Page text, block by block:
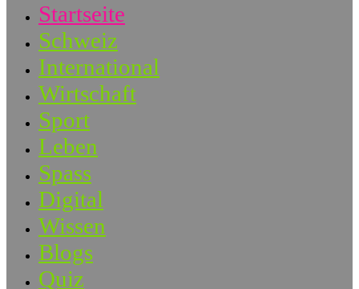
Startseite
Schweiz
International
Wirtschaft
Sport
Leben
Spass
Digital
Wissen
Blogs
Quiz